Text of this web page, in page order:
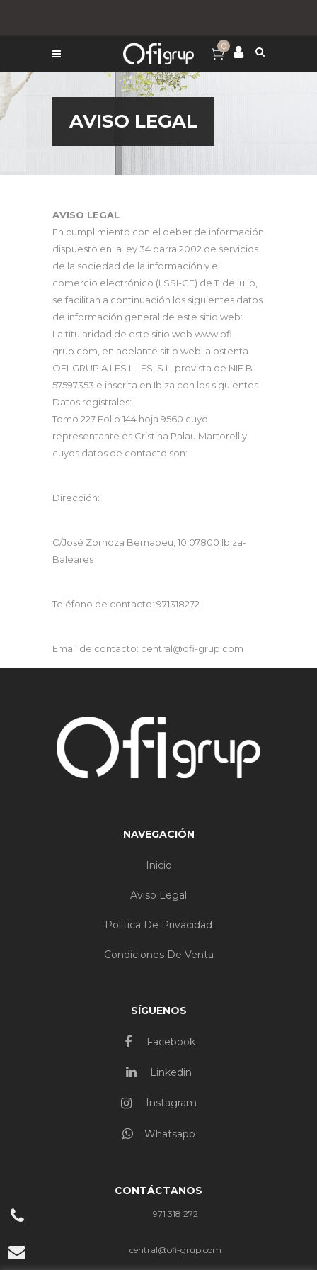
0
AVISO LEGAL
AVISO LEGAL
En cumplimiento con el deber de información
dispuesto en la ley 34 barra 2002 de servicios
de la sociedad de la información y el
comercio electrónico (LSSI-CE) de 11 de julio,
se facilitan a continuación los siguientes datos
de información general de este sitio web:
La titularidad de este sitio web www.ofi-
grup.com, en adelante sitio web la ostenta
OFI-GRUP A LES ILLES, S.L. provista de NIF B
57597353 e inscrita en Ibiza con los siguientes
Datos registrales:
Tomo 227 Folio 144 hoja 9560 cuyo
representante es Cristina Palau Martorell y
cuyos datos de contacto son:
Dirección:
C/José Zornoza Bernabeu, 10 07800 Ibiza-
Baleares
Teléfono de contacto: 971318272
Email de contacto: central@ofi-grup.com
NAVEGACIÓN
Inicio
Aviso Legal
Política De Privacidad
Condiciones De Venta
SÍGUENOS
Facebook
Linkedin
Instagram
Whatsapp
CONTÁCTANOS
971 318 272
central@ofi-grup.com